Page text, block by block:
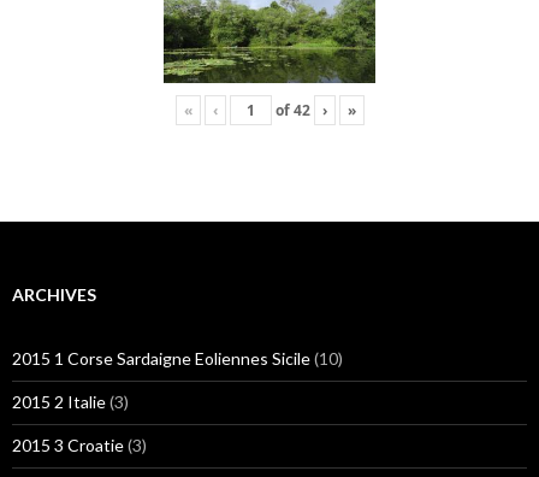
« ‹ of42 › »
ARCHIVES
2015 1 Corse Sardaigne Eoliennes Sicile(10)
2015 2 Italie(3)
2015 3 Croatie(3)